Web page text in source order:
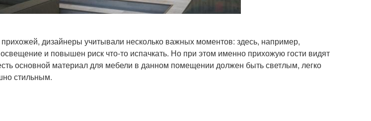
дизайнеры учитывали несколько важных моментов: здесь, например,
освещение и повышен риск что-то испачкать. Но при этом именно прихожую гости видят
основной материал для мебели в данном помещении должен быть светлым, легко
стильным.